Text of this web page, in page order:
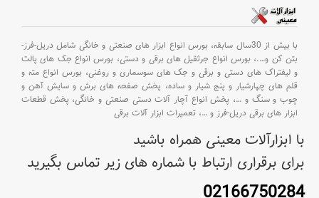
با بیش از 30سال سابقه،
بورس انواع ابزار های صنعتی و خانگی شامل دریل-فرز-
بتن کن و….، بورس انواع جرثقیل های برقی و دستی، بورس انواع جک های پالت
و لیفتراک های دستی و برقی و جک های سوسماری و روغنی، بورس انواع مته و
قلم های چهارشیار و پنج شیار و ساده، پخش صفحه های برش و سایش آهن و
چوب و سنگ و …، پخش انواع آچار آلات دستی صنعتی و خانگی، پخش قطعات
ابزار های برقی دریل-فرز و …، تعمیرات ابزار آلات برقی
با ابزارآلات معینی همراه باشید
برای برقراری ارتباط با شماره های زیر تماس بگیرید